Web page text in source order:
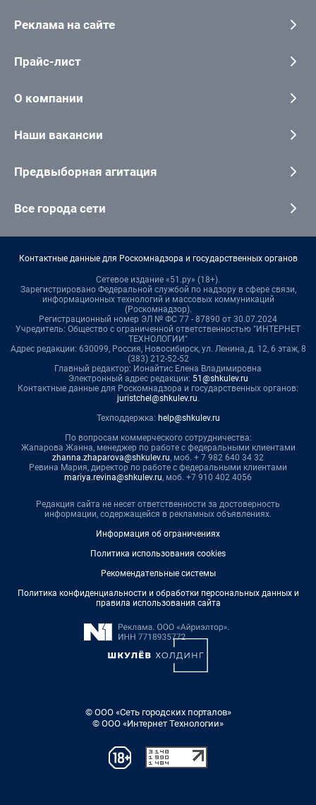
Реклама на сайте
Прайс-лист
О компании
Наши вакансии
Предвыборная агитация
Все города сети
Контактные данные для Роскомнадзора и государственных органов
Сетевое издание «51.ру» (18+).
Зарегистрировано Федеральной службой по надзору в сфере связи,
информационных технологий и массовых коммуникаций
(Роскомнадзор).
Регистрационный номер ЭЛ № ФС 77 - 87890 от 30.07.2024
Учредитель: Общество с ограниченной ответственностью "ИНТЕРНЕТ
ТЕХНОЛОГИИ"
Адрес редакции: 630099, Россия, Новосибирск, ул. Ленина, д. 12, 6 этаж, 8
(383) 212-52-52
Главный редактор: Ионайтис Елена Владимировна
Электронный адрес редакции: 51@shkulev.ru
Контактные данные для Роскомнадзора и государственных органов:
juristchel@shkulev.ru.
Техподдержка: help@shkulev.ru
По вопросам коммерческого сотрудничества:
Жапарова Жанна, менеджер по работе с федеральными клиентами
zhanna.zhaparova@shkulev.ru, моб. + 7 982 640 34 32
Ревина Мария, директор по работе с федеральными клиентами
mariya.revina@shkulev.ru, моб. +7 910 402 4056
Редакция сайта не несет ответственности за достоверность
информации, содержащейся в рекламных объявлениях.
Информация об ограничениях
Политика использования cookies
Рекомендательные системы
Политика конфиденциальности и обработки персональных данных и
правила использования сайта
© ООО «Сеть городских порталов»
© ООО «Интернет Технологии»